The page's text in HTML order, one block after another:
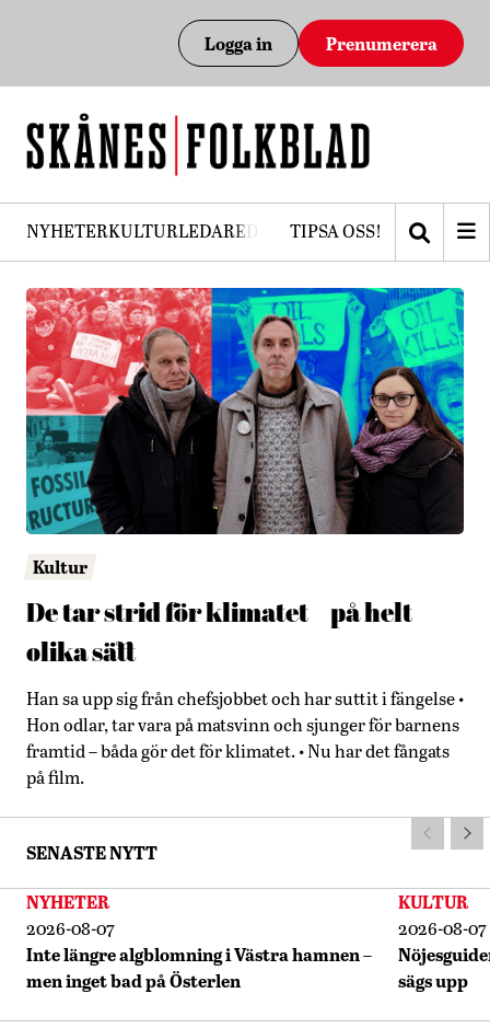
Logga in Prenumerera
NYHETERKULTURLEDAREDEBATTPRENUMERERA
TIPSA OSS!
Kultur
De tar strid för klimatet – på helt
olika sätt
Han sa upp sig från chefsjobbet och har suttit i fängelse •
Hon odlar, tar vara på matsvinn och sjunger för barnens
framtid – båda gör det för klimatet. • Nu har det fångats
på film.
SENASTE NYTT
NYHETER
2026-08-07
Inte längre algblomning i Västra hamnen –
men inget bad på Österlen
KULTUR
2026-08-07
sägs upp